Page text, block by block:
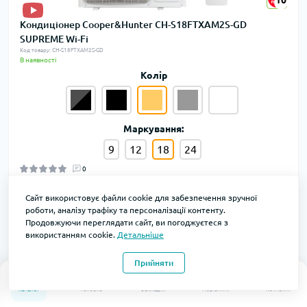
Каталог Головна Закладки
0
Порівняти Контакти
Кондиціонер Cooper&Hunter CH-S18FTXAM2S-GD
SUPREME Wi-Fi
Код товару: CH-S18FTXAM2S-GD
В наявності
Колір
Маркування:
9 12 18 24
0
Сайт використовує файли cookie для забезпечення зручної
роботи, аналізу трафіку та персоналізації контенту.
Продовжуючи переглядати сайт, ви погоджуєтеся з
використанням cookie. Детальніше
Прийняти